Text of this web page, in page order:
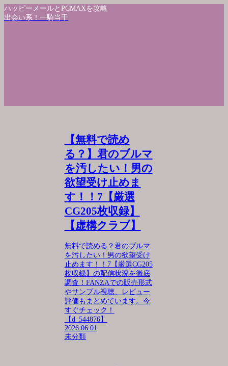
ハッピーメールとPCMAXを攻略
出会い系！一騎当千
【無料で読め
る？】君のブルマ
を汚したい！男の
欲望受け止めま
す！！7【厳選
CG205枚収録】
【虚構クラブ】
無料で読める？君のブルマ
を汚したい！男の欲望受け
止めます！！7【厳選CG205
枚収録】の配信状況を徹底
調査！FANZAでの販売形式
やサンプル視聴、レビュー
評価もまとめています。今
すぐチェック！
【d_544876】
2026.06.01
未分類